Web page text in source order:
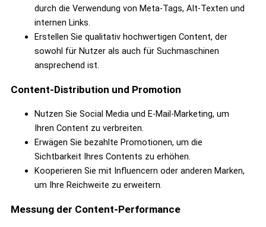
durch die Verwendung von Meta-Tags, Alt-Texten und
internen Links.
Erstellen Sie qualitativ hochwertigen Content, der
sowohl für Nutzer als auch für Suchmaschinen
ansprechend ist.
Content-Distribution und Promotion
Nutzen Sie Social Media und E-Mail-Marketing, um
Ihren Content zu verbreiten.
Erwägen Sie bezahlte Promotionen, um die
Sichtbarkeit Ihres Contents zu erhöhen.
Kooperieren Sie mit Influencern oder anderen Marken,
um Ihre Reichweite zu erweitern.
Messung der Content-Performance